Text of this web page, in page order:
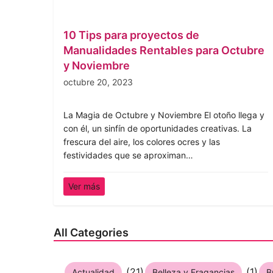
10 Tips para proyectos de
Manualidades Rentables para Octubre
y Noviembre
octubre 20, 2023
La Magia de Octubre y Noviembre El otoño llega y
con él, un sinfín de oportunidades creativas. La
frescura del aire, los colores ocres y las
festividades que se aproximan…
Ver más
All Categories